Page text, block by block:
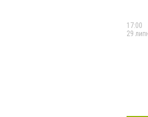
17:00
29